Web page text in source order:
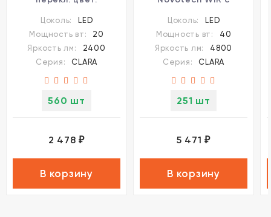
20W CRI90
3000К\4000К\6000К
CLARA 359555
Цоколь:
LED
Мощность вт:
20
Яркость лм:
2400
Серия:
CLARA
560 шт
2 478₽
В корзину
температуры IP44 LED
Ra90 Lm4800 40W
220-240V
3000К\4000К\6000К
CLARA
Цоколь:
LED
Мощность вт:
40
Яркость лм:
4800
Серия:
CLARA
251 шт
5 471₽
В корзину